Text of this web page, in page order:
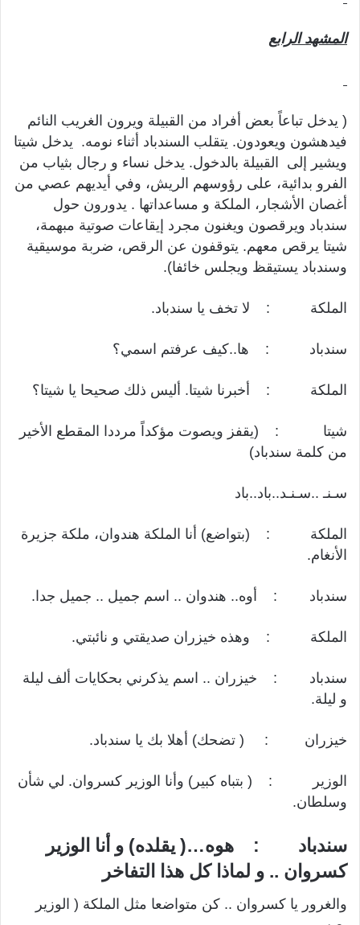
المشهد الرابع
( يدخل تباعاً بعض أفراد من القبيلة ويرون الغريب النائم
فيدهشون ويعودون. يتقلب السندباد أثناء نومه. يدخل شيتا
ويشير إلى القبيلة بالدخول. يدخل نساء و رجال بثياب من
الفرو بدائية، على رؤوسهم الريش، وفي أيديهم عصي من
أغصان الأشجار، الملكة و مساعداتها . يدورون حول
سندباد ويرقصون ويغنون مجرد إيقاعات صوتية مبهمة،
شيتا يرقص معهم. يتوقفون عن الرقص، ضربة موسيقية
وسندباد يستيقظ ويجلس خائفا).
الملكة : لا تخف يا سندباد.
سندباد : ها..كيف عرفتم اسمي؟
الملكة : أخبرنا شيتا. أليس ذلك صحيحا يا شيتا؟
شيتا : (يقفز ويصوت مؤكداً مرددا المقطع الأخير
من كلمة سندباد)
سـنـ ..سـنـد..باد..باد
الملكة : (بتواضع) أنا الملكة هندوان، ملكة جزيرة
الأنغام.
سندباد : أوه.. هندوان .. اسم جميل .. جميل جدا.
الملكة : وهذه خيزران صديقتي و نائبتي.
سندباد : خيزران .. اسم يذكرني بحكايات ألف ليلة
و ليلة.
خيزران : ( تضحك) أهلا بك يا سندباد.
الوزير : ( بتباه كبير) وأنا الوزير كسروان. لي شأن
وسلطان.
سندباد : هوه…( يقلده) و أنا الوزير
كسروان .. و لماذا كل هذا التفاخر
والغرور يا كسروان .. كن متواضعا مثل الملكة ( الوزير